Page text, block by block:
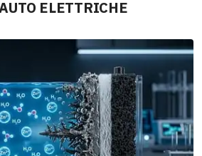
ELETTRICHE